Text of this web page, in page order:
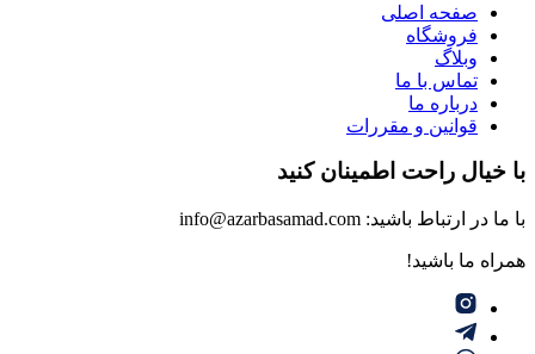
صفحه اصلی
فروشگاه
وبلاگ
تماس با ما
درباره ما
قوانین و مقررات
با خیال راحت اطمینان کنید
با ما در ارتباط باشید: info@azarbasamad.com
همراه ما باشید!